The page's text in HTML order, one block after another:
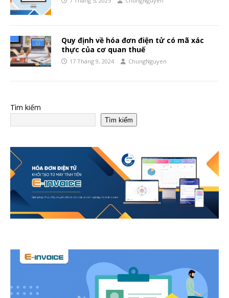
Quy định về hóa đơn điện tử có mã xác
thực của cơ quan thuế
17 Tháng 9, 2024 ChungNguyen
Tìm kiếm
Tìm kiếm